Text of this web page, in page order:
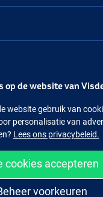
Facebook
Makkelijk en
op de website van
website gebruik van
personalisatie van
Lees ons privacybeleid.
cookies accepteren
voorkeuren